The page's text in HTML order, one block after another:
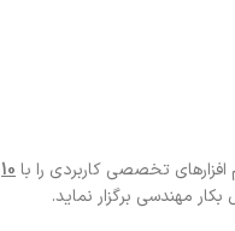
تخصصی کاربردی را با10
مهندسی برگزار نماید.